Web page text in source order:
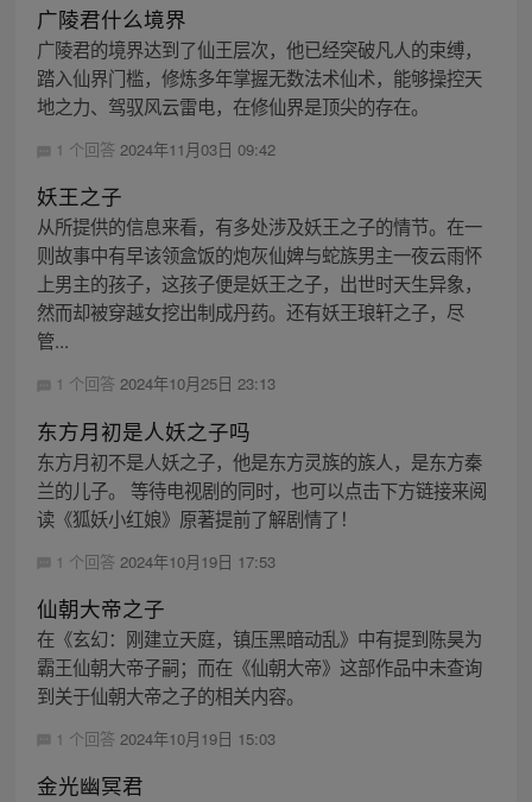
广陵君什么境界
广陵君的境界达到了仙王层次，他已经突破凡人的束缚，
踏入仙界门槛，修炼多年掌握无数法术仙术，能够操控天
地之力、驾驭风云雷电，在修仙界是顶尖的存在。
1 个回答 2024年11月03日 09:42
妖王之子
从所提供的信息来看，有多处涉及妖王之子的情节。在一
则故事中有早该领盒饭的炮灰仙婢与蛇族男主一夜云雨怀
上男主的孩子，这孩子便是妖王之子，出世时天生异象，
然而却被穿越女挖出制成丹药。还有妖王琅轩之子，尽
管...
1 个回答 2024年10月25日 23:13
东方月初是人妖之子吗
东方月初不是人妖之子，他是东方灵族的族人，是东方秦
兰的儿子。 等待电视剧的同时，也可以点击下方链接来阅
读《狐妖小红娘》原著提前了解剧情了！
1 个回答 2024年10月19日 17:53
仙朝大帝之子
在《玄幻：刚建立天庭，镇压黑暗动乱》中有提到陈昊为
霸王仙朝大帝子嗣；而在《仙朝大帝》这部作品中未查询
到关于仙朝大帝之子的相关内容。
1 个回答 2024年10月19日 15:03
金光幽冥君